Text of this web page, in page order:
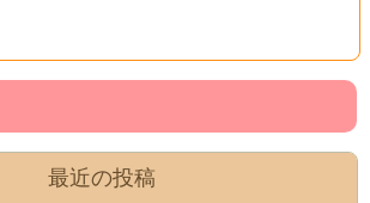
最近の投稿